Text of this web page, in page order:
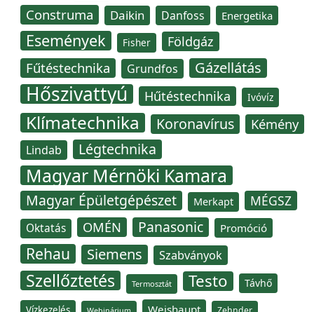
Construma Daikin Danfoss Energetika
Események Fisher Földgáz
Fűtéstechnika Grundfos Gázellátás
Hőszivattyú Hűtéstechnika Ivóvíz
Klímatechnika Koronavírus Kémény
Lindab Légtechnika
Magyar Mérnöki Kamara
Magyar Épületgépészet Merkapt MÉGSZ
Oktatás OMÉN Panasonic Promóció
Rehau Siemens Szabványok
Szellőztetés Termosztát Testo Távhő
Weishaupt